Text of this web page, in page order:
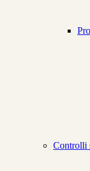
Controlli